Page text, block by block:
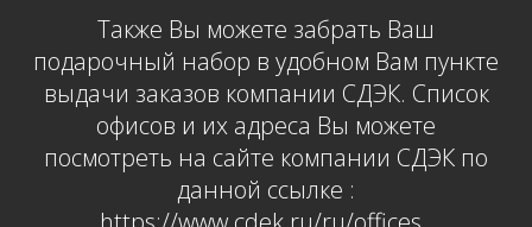
Также Вы можете забрать Ваш
подарочный набор в удобном Вам пункте
выдачи заказов компании СДЭК. Список
офисов и их адреса Вы можете
посмотреть на сайте компании СДЭК по
данной ссылке :